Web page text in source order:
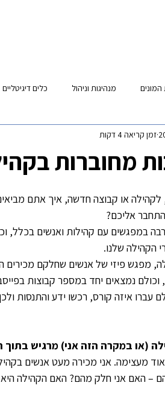
מנהיגות וניהול כלים דיגיטליים
מחוברות
זמן קריאה 4 דקות
או קבוצה חדשה, איך אתם
אליכם?
במפגשים עם קהילות ואנשים בכלל,
הקהילה שלנו.
מפגש פיזי של אנשים שחלקם מכירים
נמצאים יחד במספר קבוצות
איזה קורס, רכשו ידע והתנסות
(או במקרה הזה אני) מרגיש
מעצימה. אני מכירה מעט אנשים
האם אני חלק מהם? האם הקהילה היא